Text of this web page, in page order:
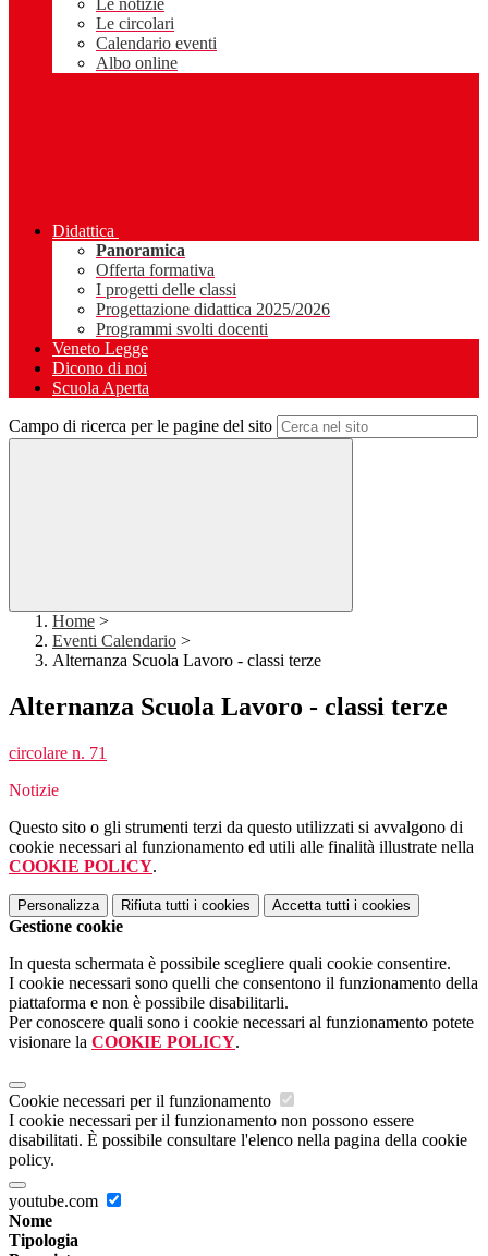
Le notizie
Le circolari
Calendario eventi
Albo online
Didattica
Panoramica
Offerta formativa
I progetti delle classi
Progettazione didattica 2025/2026
Programmi svolti docenti
Veneto Legge
Dicono di noi
Scuola Aperta
Campo di ricerca per le pagine del sito
Home >
Eventi Calendario >
Alternanza Scuola Lavoro - classi terze
Alternanza Scuola Lavoro - classi terze
circolare n. 71
Notizie
Questo sito o gli strumenti terzi da questo utilizzati si avvalgono di
cookie necessari al funzionamento ed utili alle finalità illustrate nella
COOKIE POLICY.
Personalizza Rifiuta tutti i cookies Accetta tutti i cookies
Gestione cookie
In questa schermata è possibile scegliere quali cookie consentire.
I cookie necessari sono quelli che consentono il funzionamento della
piattaforma e non è possibile disabilitarli.
Per conoscere quali sono i cookie necessari al funzionamento potete
visionare la COOKIE POLICY.
Cookie necessari per il funzionamento
I cookie necessari per il funzionamento non possono essere
disabilitati. È possibile consultare l'elenco nella pagina della cookie
policy.
youtube.com
Nome
Tipologia